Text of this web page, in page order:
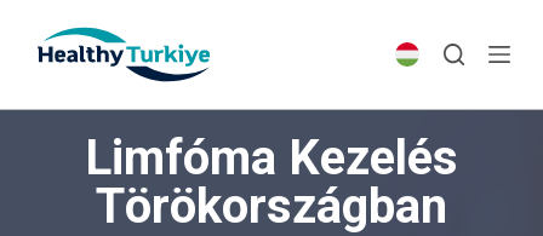
p
Limfóma Kezelés
Törökországban